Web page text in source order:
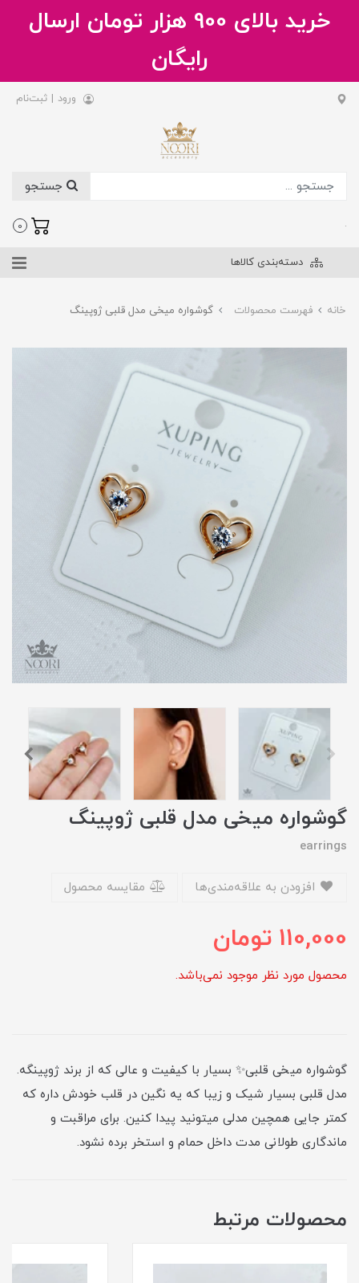
خرید بالای 900 هزار تومان ارسال
رایگان
ورود | ثبت‌نام
.
0
دسته‌بندی کالاها
خانه فهرست محصولات گوشواره میخی مدل قلبی ژوپینگ
گوشواره میخی مدل قلبی ژوپینگ
earrings
مقایسه محصول
110,000 تومان
محصول مورد نظر موجود نمی‌باشد.
گوشواره میخی قلبی✨ بسیار با کیفیت و عالی که از برند ژوپینگه.
مدل قلبی بسیار شیک و زیبا که یه نگین در قلب خودش داره که
کمتر جایی همچین مدلی میتونید پیدا کنین. برای مراقبت و
ماندگاری طولانی مدت داخل حمام و استخر برده نشود.
محصولات مرتبط